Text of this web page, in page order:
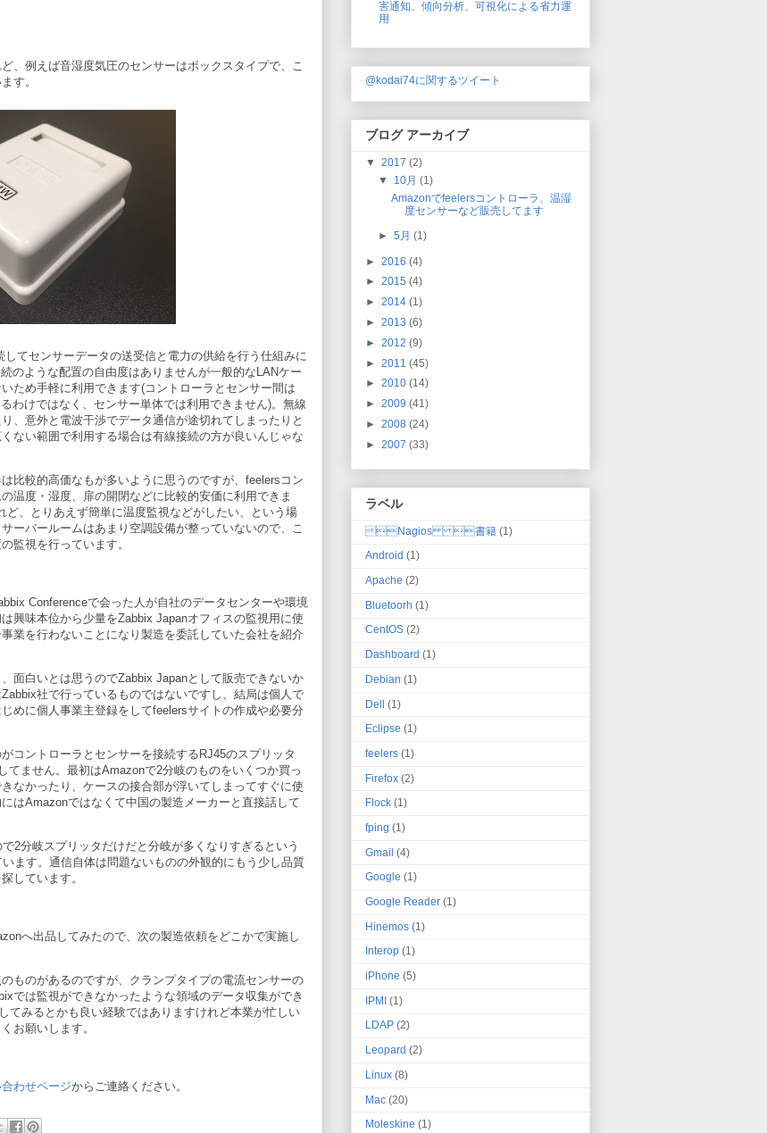
、例えば音湿度気圧のセンサーはボックスタイプで、こ
す。
てセンサーデータの送受信と電力の供給を行う仕組みに
のような配置の自由度はありませんが一般的なLANケー
ため手軽に利用できます(コントローラとセンサー間は
わけではなく、センサー単体では利用できません)。無線
、意外と電波干渉でデータ通信が途切れてしまったりと
ない範囲で利用する場合は有線接続の方が良いんじゃな
比較的高価なもが多いように思うのですが、feelersコン
温度・湿度、扉の開閉などに比較的安価に利用できま
、とりあえず簡単に温度監視などがしたい、という場
ーバールームはあまり空調設備が整っていないので、こ
監視を行っています。
Conferenceで会った人が自社のデータセンターや環境
興味本位から少量をZabbix Japanオフィスの監視用に使
業を行わないことになり製造を委託していた会社を紹介
面白いとは思うのでZabbix Japanとして販売できないか
社で行っているものではないですし、結局は個人で
めに個人事業主登録をしてfeelersサイトの作成や必要分
コントローラとセンサーを接続するRJ45のスプリッタ
てません。最初はAmazonで2分岐のものをいくつか買っ
なかったり、ケースの接合部が浮いてしまってすぐに使
はAmazonではなくて中国の製造メーカーと直接話して
2分岐スプリッタだけだと分岐が多くなりすぎるという
ます。通信自体は問題ないものの外観的にもう少し品質
しています。
へ出品してみたので、次の製造依頼をどこかで実施し
ものがあるのですが、クランプタイプの電流センサーの
では監視ができなかったような領域のデータ収集ができ
てみるとかも良い経験ではありますけれど本業が忙しい
お願いします。
わせページからご連絡ください。
害通知、傾向分析、可視化による省力運
用
@kodai74に関するツイート
ブログ アーカイブ
▼ 2017 (2)
▼ 10月(1)
Amazonでfeelersコントローラ、温湿
度センサーなど販売してます
►5月(1)
► 2016 (4)
► 2015 (4)
► 2014 (1)
► 2013 (6)
► 2012 (9)
► 2011 (45)
► 2010 (14)
► 2009 (41)
► 2008 (24)
► 2007 (33)
ラベル
Nagios 書籍 (1)
Android (1)
Apache (2)
Bluetoorh (1)
CentOS (2)
Dashboard (1)
Debian (1)
Dell (1)
Eclipse (1)
feelers (1)
Firefox (2)
Flock (1)
fping (1)
Gmail (4)
Google (1)
Google Reader (1)
Hinemos (1)
Interop (1)
iPhone (5)
IPMI (1)
LDAP (2)
Leopard (2)
Linux (8)
Mac (20)
Moleskine (1)